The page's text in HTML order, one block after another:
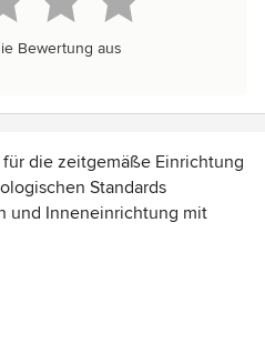
Bewertung aus
die zeitgemäße Einrichtung
Standards
und Inneneinrichtung mit
Holz im Bad,
und QUOOKER